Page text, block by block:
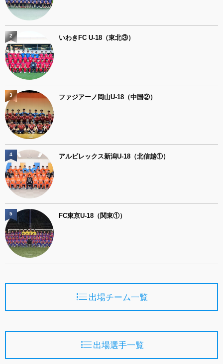
いわきFC U-18（東北③）
2
ファジアーノ岡山U-18（中国②）
3
アルビレックス新潟U-18（北信越①）
4
FC東京U-18（関東①）
5
出場チーム一覧
出場選手一覧